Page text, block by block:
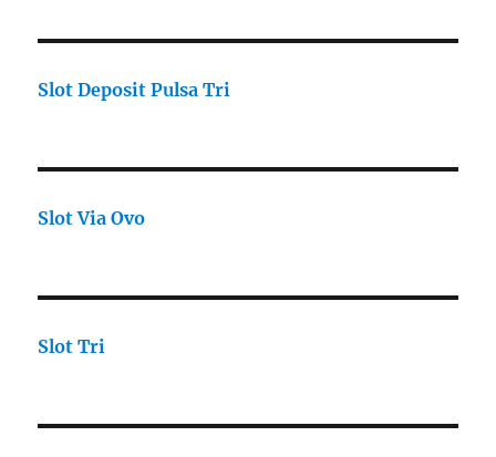
Slot Deposit Pulsa Tri
Slot Via Ovo
Slot Tri